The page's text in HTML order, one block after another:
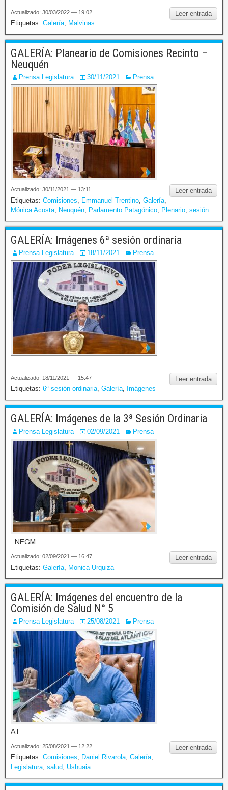
Leer entrada
Actualizado: 30/03/2022 — 19:02
Etiquetas: Galería Malvinas
GALERÍA: Planeario de Comisiones Recinto –
Neuquén
Prensa Legislatura 30/11/2021 Prensa
Leer entrada
Actualizado: 30/11/2021 — 13:11
Etiquetas: Comisiones Emmanuel Trentino Galería
Mónica Acosta
Neuquén Parlamento Patagónico Plenario sesión
GALERÍA: Imágenes 6ª sesión ordinaria
Prensa Legislatura 18/11/2021 Prensa
Leer entrada
Actualizado: 18/11/2021 — 15:47
Etiquetas: 6ª sesión ordinaria Galería Imágenes
GALERÍA: Imágenes de la 3ª Sesión Ordinaria
Prensa Legislatura 02/09/2021 Prensa
NEGM
Leer entrada
Actualizado: 02/09/2021 — 16:47
Etiquetas: Galería Monica Urquiza
GALERÍA: Imágenes del encuentro de la
Comisión de Salud N° 5
Prensa Legislatura 25/08/2021 Prensa
AT
Leer entrada
Actualizado: 25/08/2021 — 12:22
Etiquetas: Comisiones Daniel Rivarola Galería
Legislatura salud Ushuaia